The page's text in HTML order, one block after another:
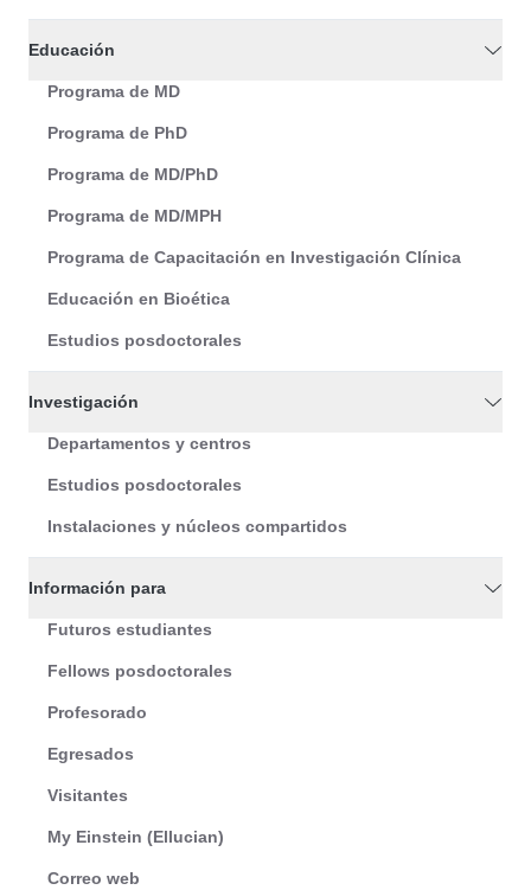
Educación
Programa de MD
Programa de PhD
Programa de MD/PhD
Programa de MD/MPH
Programa de Capacitación en Investigación Clínica
Educación en Bioética
Estudios posdoctorales
Investigación
Departamentos y centros
Estudios posdoctorales
Instalaciones y núcleos compartidos
Información para
Futuros estudiantes
Fellows posdoctorales
Profesorado
Egresados
Visitantes
My Einstein (Ellucian)
Correo web